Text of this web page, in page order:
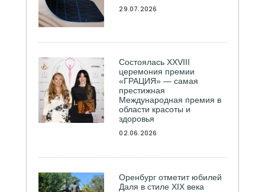
29.07.2026
Состоялась ХXVIII
церемония премии
«ГРАЦИЯ» — самая
престижная
Международная премия в
области красоты и
здоровья
02.06.2026
Оренбург отметит юбилей
Даля в стиле XIX века